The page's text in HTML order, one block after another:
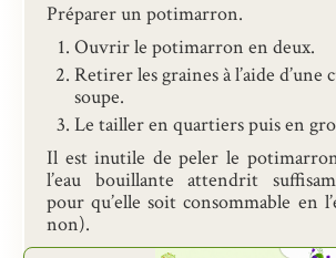
Préparer un potimarron.
Ouvrir le potimarron en deux.
Retirer les graines à l’aide d’une
soupe.
Le tailler en quartiers puis en
Il est inutile de peler le
l’eau bouillante attendrit
pour qu’elle soit consommable en
non).